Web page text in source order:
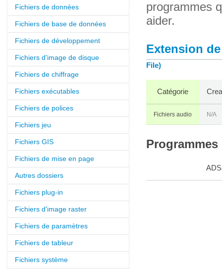
Fichiers de données
Fichiers de base de données
Fichiers de développement
Fichiers d'image de disque
Fichiers de chiffrage
Fichiers exécutables
Fichiers de polices
Fichiers jeu
Fichiers GIS
Fichiers de mise en page
Autres dossiers
Fichiers plug-in
Fichiers d'image raster
Fichiers de paramètres
Fichiers de tableur
Fichiers système
programmes
aider.
Extension
File)
Catégorie
Fichiers audio N/A
ADS